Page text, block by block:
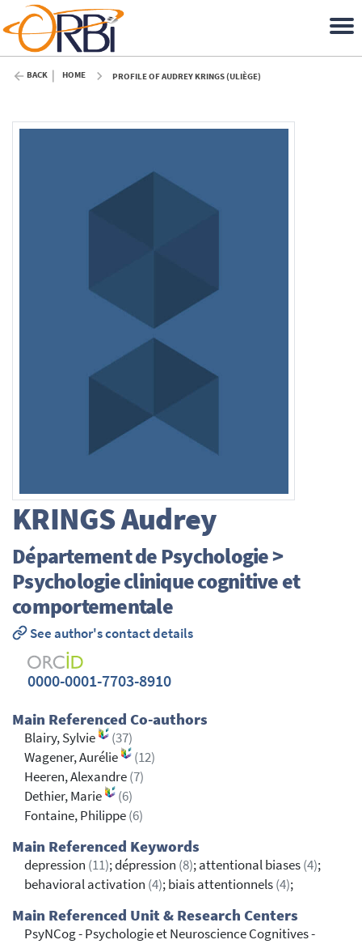
BACK HOME PROFILE OF AUDREY KRINGS (ULIÈGE)
KRINGSAudrey
Département de Psychologie >
Psychologie clinique cognitive et
comportementale
See author's contact details
0000-0001-7703-8910
Main Referenced Co-authors
Blairy, Sylvie
(37)
Wagener, Aurélie
(12)
Heeren, Alexandre(7)
Dethier, Marie
(6)
Fontaine, Philippe(6)
Main Referenced Keywords
depression (11); dépression (8); attentional biases(4);
behavioral activation (4); biais attentionnels(4);
Main Referenced Unit & Research Centers
PsyNCog - Psychologie et Neuroscience Cognitives -